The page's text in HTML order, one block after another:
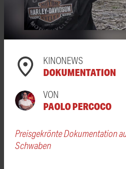
KINONEWS
DOKUMENTATION
VON
PAOLO PERCOCO
Preisgekrönte Dokumentation
Schwaben